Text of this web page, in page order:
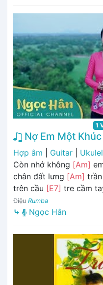
1
Nợ Em Một
Hợp âm
Guitar
Còn nhớ không [Am]
chân đất lưng [Am]
trên cầu [E7] tre cầm
Điệu Rumba
⤷ Ngọc Hân